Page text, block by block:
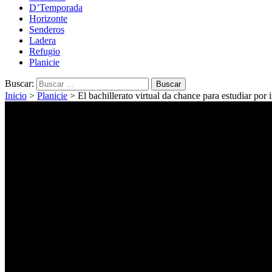
D’Temporada
Horizonte
Senderos
Ladera
Refugio
Planicie
Buscar:
Inicio > Planicie > El bachillerato virtual da chance para estudiar por